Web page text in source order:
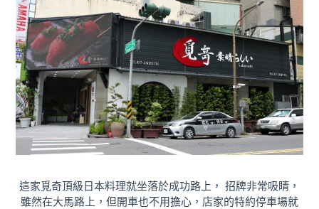
這家覓奇頂級日本料理就坐落於成功路上， 招牌非常吸睛，
雖然在大馬路上，但開車也不用擔心，店家的特約停車場就